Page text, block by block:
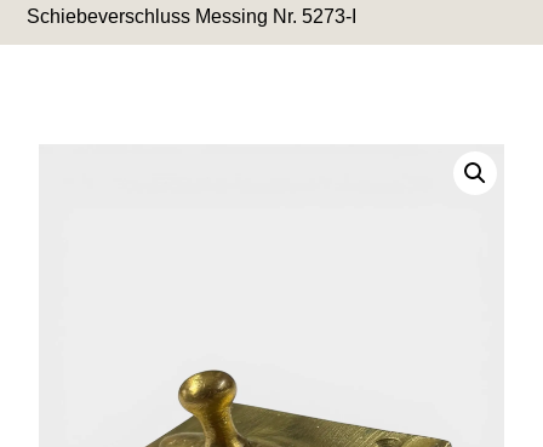
Schiebeverschluss Messing Nr. 5273-I